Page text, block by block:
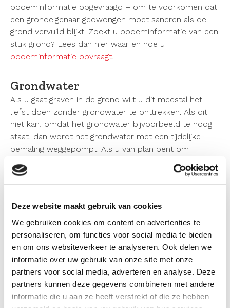
Deze website maakt gebruik van cookies
We gebruiken cookies om content en advertenties te
personaliseren, om functies voor social media te bieden
en om ons websiteverkeer te analyseren. Ook delen we
informatie over uw gebruik van onze site met onze
partners voor social media, adverteren en analyse. Deze
partners kunnen deze gegevens combineren met andere
informatie die u aan ze heeft verstrekt of die ze hebben
bodeminformatie opgevraagd – om te voorkomen dat
een grondeigenaar gedwongen moet saneren als de
grond vervuild blijkt. Zoekt u bodeminformatie van een
stuk grond? Lees dan hier waar en hoe u
bodeminformatie opvraagt.
Grondwater
Als u gaat graven in de grond wilt u dit meestal het
liefst doen zonder grondwater te onttrekken. Als dit
niet kan, omdat het grondwater bijvoorbeeld te hoog
staat, dan wordt het grondwater met een tijdelijke
bemaling weggepompt. Als u van plan bent om
grondwater te saneren, omdat er sprake is van een
grondwaterverontreiniging, gelden er regels.
Meer informatie over grondwater
Eindonderzoek bodem
Gaat u als bedrijf stoppen met een bodembedreigende
activiteit? Lees op depagina over het eindonderzoek
bodemwanneer u als bedrijf een eindonderzoek
bodem moet uitvoeren.